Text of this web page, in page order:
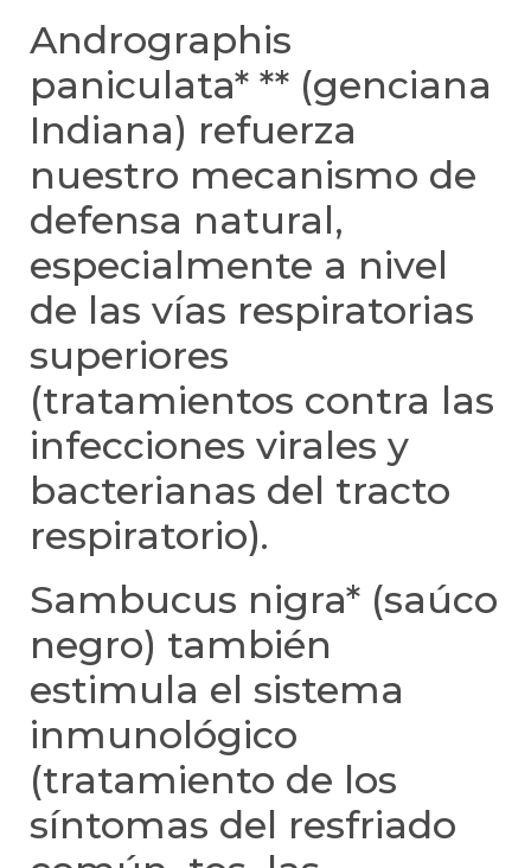
Andrographis
paniculata* ** (genciana
Indiana) refuerza
nuestro mecanismo de
defensa natural,
especialmente a nivel
de las vías respiratorias
superiores
(tratamientos contra las
infecciones virales y
bacterianas del tracto
respiratorio).
Sambucus nigra* (saúco
negro) también
estimula el sistema
inmunológico
(tratamiento de los
síntomas del resfriado